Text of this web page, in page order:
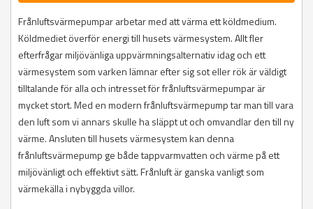
Frånluftsvärmepumpar arbetar med att värma ett köldmedium.
Köldmediet överför energi till husets värmesystem. Allt fler
efterfrågar miljövänliga uppvärmningsalternativ idag och ett
värmesystem som varken lämnar efter sig sot eller rök är väldigt
tilltalande för alla och intresset för frånluftsvärmepumpar är
mycket stort. Med en modern frånluftsvärmepump tar man till vara
den luft som vi annars skulle ha släppt ut och omvandlar den till ny
värme. Ansluten till husets värmesystem kan denna
frånluftsvärmepump ge både tappvarmvatten och värme på ett
miljövänligt och effektivt sätt. Frånluft är ganska vanligt som
värmekälla i nybyggda villor.